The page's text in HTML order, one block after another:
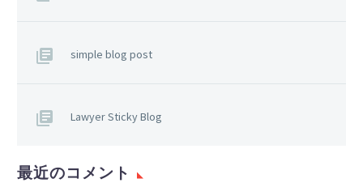
simple blog post
Lawyer Sticky Blog
最近のコメント